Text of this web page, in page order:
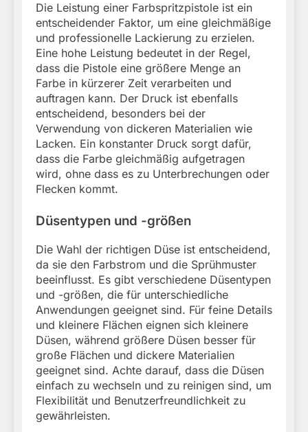
Die Leistung einer Farbspritzpistole ist ein
entscheidender Faktor, um eine gleichmäßige
und professionelle Lackierung zu erzielen.
Eine hohe Leistung bedeutet in der Regel,
dass die Pistole eine größere Menge an
Farbe in kürzerer Zeit verarbeiten und
auftragen kann. Der Druck ist ebenfalls
entscheidend, besonders bei der
Verwendung von dickeren Materialien wie
Lacken. Ein konstanter Druck sorgt dafür,
dass die Farbe gleichmäßig aufgetragen
wird, ohne dass es zu Unterbrechungen oder
Flecken kommt.
Düsentypen und -größen
Die Wahl der richtigen Düse ist entscheidend,
da sie den Farbstrom und die Sprühmuster
beeinflusst. Es gibt verschiedene Düsentypen
und -größen, die für unterschiedliche
Anwendungen geeignet sind. Für feine Details
und kleinere Flächen eignen sich kleinere
Düsen, während größere Düsen besser für
große Flächen und dickere Materialien
geeignet sind. Achte darauf, dass die Düsen
einfach zu wechseln und zu reinigen sind, um
Flexibilität und Benutzerfreundlichkeit zu
gewährleisten.